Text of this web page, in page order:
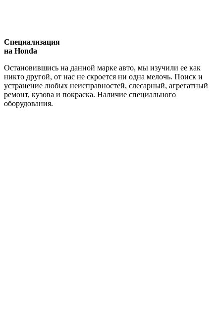
Специализация
на Honda
Остановившись на данной марке авто, мы изучили ее как
никто другой, от нас не скроется ни одна мелочь. Поиск и
устранение любых неисправностей, слесарный, агрегатный
ремонт, кузова и покраска. Наличие специального
оборудования.